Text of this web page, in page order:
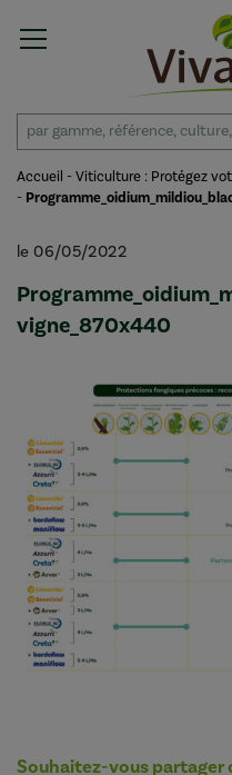
Accueil -Viticulture : Protégez
-
le 06/05/2022
vigne_870x440
Souhaitez-vous partager